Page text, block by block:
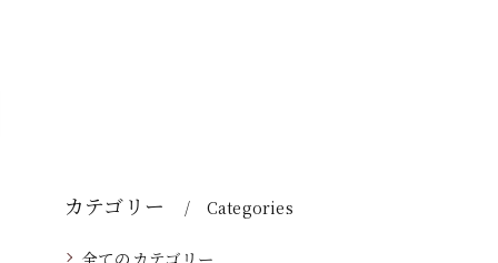
カテゴリー Categories
全てのカテゴリー